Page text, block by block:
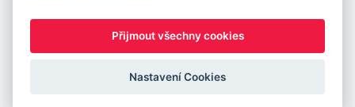
This project has received funding from the European
Commission Innovation and Networks Executive Agency (now
Commission and the European Commission is not responsible
Přijmout všechny cookies
Nastavení Cookies